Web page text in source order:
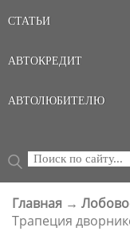
СТАТЬИ
АВТОКРЕДИТ
АВТОЛЮБИТЕЛЮ
ФОРМА
Поиск
ВЫ ЗДЕСЬ
Главная →
Трапеция